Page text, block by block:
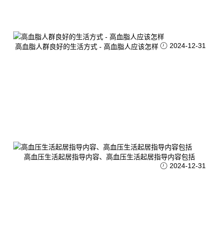
高血脂人群良好的生活方式 - 高血脂人应该怎样 2024-12-31
高血压生活起居指导内容、高血压生活起居指导内容包括
2024-12-31